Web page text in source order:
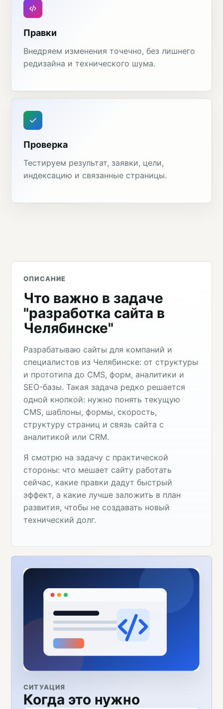
Правки
Внедряем изменения точечно, без лишнего
редизайна и технического шума.
Проверка
Тестируем результат, заявки, цели,
индексацию и связанные страницы.
ОПИСАНИЕ
Что важно в задаче
"разработка сайта в
Челябинске"
Разрабатываю сайты для компаний и
специалистов из Челябинске: от структуры
и прототипа до CMS, форм, аналитики и
SEO-базы. Такая задача редко решается
одной кнопкой: нужно понять текущую
CMS, шаблоны, формы, скорость,
структуру страниц и связь сайта с
аналитикой или CRM.
Я смотрю на задачу с практической
стороны: что мешает сайту работать
сейчас, какие правки дадут быстрый
эффект, а какие лучше заложить в план
развития, чтобы не создавать новый
технический долг.
СИТУАЦИЯ
Когда это нужно